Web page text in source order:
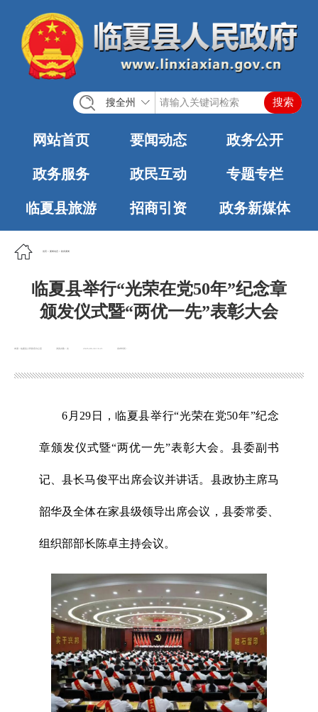
搜全州
网站首页 要闻动态 政务公开
政务服务 政民互动 专题专栏
临夏县旅游 招商引资 政务新媒体
首页 要闻动态 政务要闻
临夏县举行“光荣在党50年”纪念章
颁发仪式暨“两优一先”表彰大会
来源：临夏县人民政府办公室 浏览次数： 发布时间：
2026-06-30 16:21
6月29日，临夏县举行“光荣在党50年”纪念
章颁发仪式暨“两优一先”表彰大会。县委副书
记、县长马俊平出席会议并讲话。县政协主席马
韶华及全体在家县级领导出席会议，县委常委、
组织部部长陈卓主持会议。